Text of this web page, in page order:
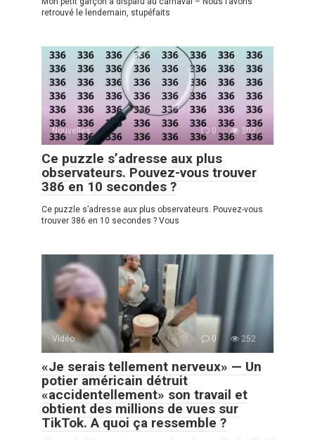
retrouvé le lendemain, stupéfaits
Nouvelles 0 302
Ce puzzle s’adresse aux plus
observateurs. Pouvez-vous trouver
386 en 10 secondes ?
Ce puzzle s’adresse aux plus observateurs. Pouvez-vous
trouver 386 en 10 secondes ? Vous
Vidéo 0 252
«Je serais tellement nerveux» — Un
potier américain détruit
«accidentellement» son travail et
obtient des millions de vues sur
TikTok. A quoi ça ressemble ?